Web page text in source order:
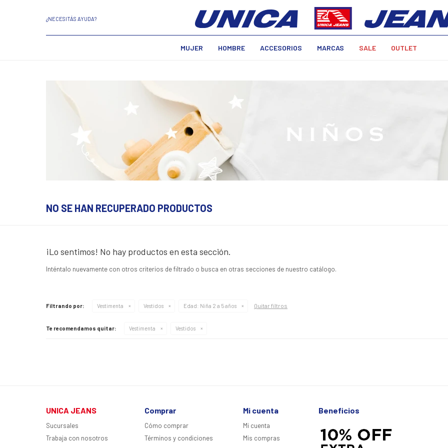
MUJER HOMBRE ACCESORIOS MARCAS SALE OUTLET
¿NECESITÁS AYUDA?
NO SE HAN RECUPERADO PRODUCTOS
¡Lo sentimos! No hay productos en esta sección.
Inténtalo nuevamente con otros criterios de filtrado o busca en otras secciones de nuestro catálogo.
Filtrando por: Vestimenta Vestidos Edad: Niña 2 a 5 años Quitar filtros
Te recomendamos quitar: Vestimenta Vestidos
UNICA JEANS
Sucursales
Trabaja con nosotros
Comprar
Cómo comprar
Términos y condiciones
Mi cuenta
Mi cuenta
Mis compras
Beneficios